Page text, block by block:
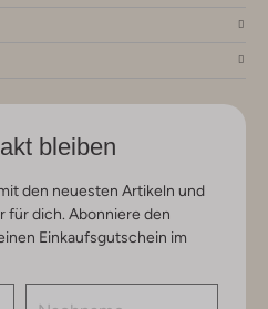
bleiben
den neuesten Artikeln und
für dich. Abonniere den
Einkaufsgutschein im